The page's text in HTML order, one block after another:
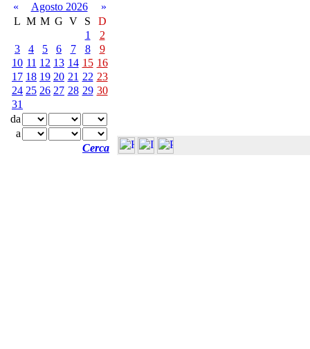
«
Agosto 2026
»
L M M G V S
D
1
2
3
4 5 6 7 8
9
10 11 12 13 14 15 16
17 18 19 20 21 22 23
24 25 26 27 28 29 30
31
da
a
Cerca